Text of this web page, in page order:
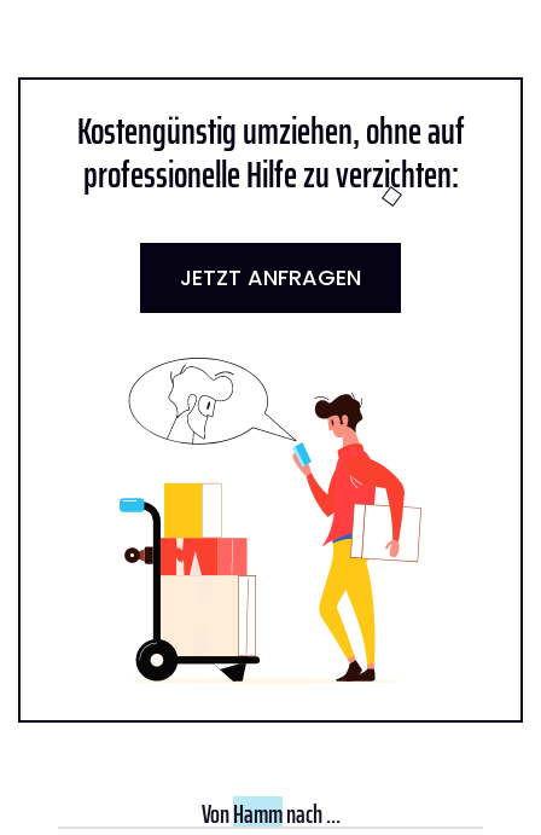
Kostengünstig umziehen, ohne auf
professionelle Hilfe zu verzichten:
JETZT ANFRAGEN
VonHammnach ...